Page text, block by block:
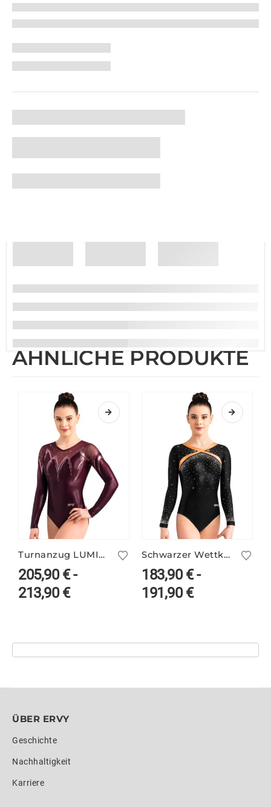
ÄHNLICHE PRODUKTE
Turnanzug LUMIRA/5
205,90€-
213,90€
Schwarzer Wettkampfanzug ELSY/4
183,90€-
191,90€
ÜBER ERVY
Geschichte
Nachhaltigkeit
Karriere